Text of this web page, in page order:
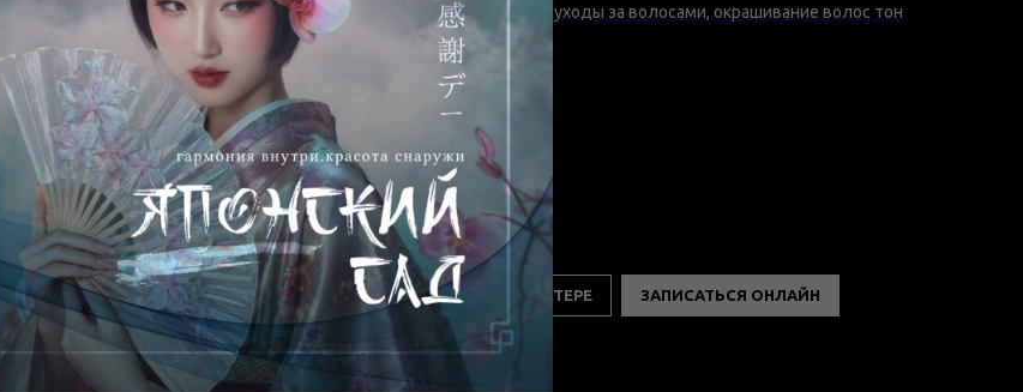
искусство — это не просто стрижки и окрашивания, а
возможность подчеркнуть индивидуальность
человека, раскрыть его стиль и помочь
почувствовать себя увереннее.
За время работы я получила практический опыт в
создании женских образов, подборе стрижек по
форме лица, структуре волос и пожеланиям клиента.
Внимательно отношусь к деталям, аккуратно
выполняю работу и всегда стараюсь создать
комфортную атмосферу во время процедуры.
О МАСТЕРЕ ЗАПИСАТЬСЯ ОНЛАЙН
укладки, уходы за волосами, окрашивание волос тон
в тон.
О МАСТЕРЕ ЗАПИСАТЬСЯ ОНЛАЙН